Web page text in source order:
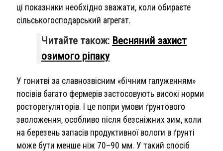
ці показники необхідно зважати, коли обираєте
сільськогосподарський агрегат.
Читайте також: Весняний захист
озимого ріпаку
У гонитві за славнозвісним «бічним галуженням»
посівів багато фермерів застосовують високі норми
росторегуляторів. І це попри умови ґрунтового
зволоження, особливо після безсніжних зим, коли
на березень запасів продуктивної вологи в ґрунті
може бути менше ніж 70–90 мм. У такий спосіб